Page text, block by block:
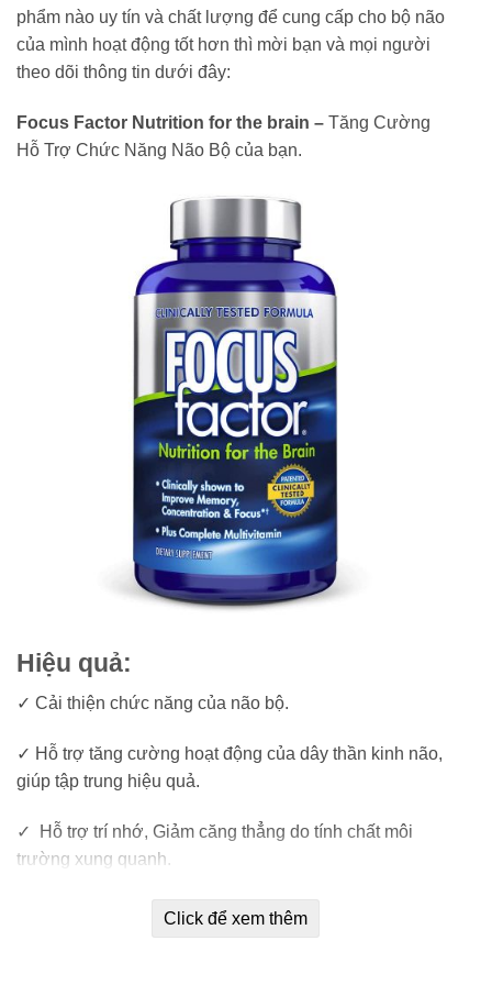
phẩm nào uy tín và chất lượng để cung cấp cho bộ não
của mình hoạt động tốt hơn thì mời bạn và mọi người
theo dõi thông tin dưới đây:
Focus Factor Nutrition for the brain – Tăng Cường
Hỗ Trợ Chức Năng Não Bộ của bạn.
Hiệu quả:
✓ Cải thiện chức năng của não bộ.
✓ Hỗ trợ tăng cường hoạt động của dây thần kinh não,
giúp tập trung hiệu quả.
✓ Hỗ trợ trí nhớ, Giảm căng thẳng do tính chất môi
trường xung quanh.
✓ Tăng cường sự liên kết trong hệ thần kinh, giúp màng
tế bào thần kinh phản ứng nhanh nhẹn, cải thiên nhận
Click để xem thêm